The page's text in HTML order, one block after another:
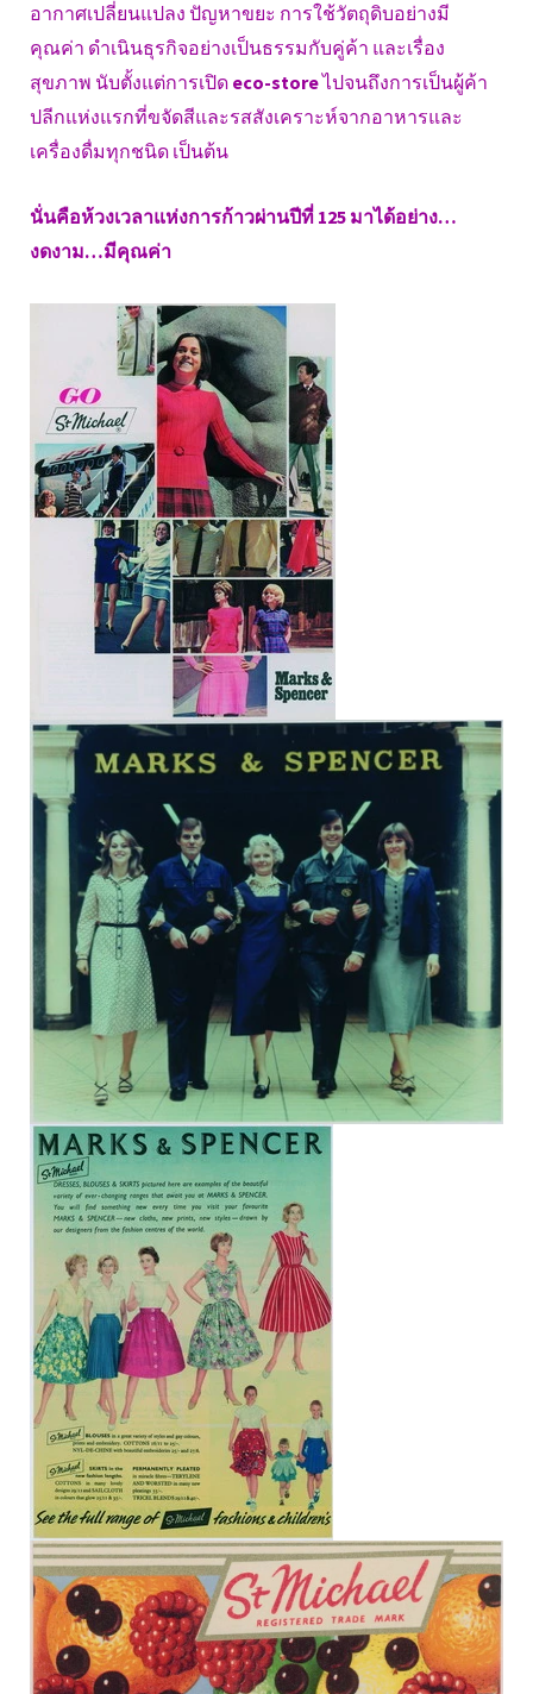
อากาศเปลี่ยนแปลง ปัญหาขยะ การใช้วัตถุดิบอย่างมี
คุณค่า ดำเนินธุรกิจอย่างเป็นธรรมกับคู่ค้า และเรื่อง
สุขภาพ นับตั้งแต่การเปิด eco-storeไปจนถึงการเป็นผู้ค้า
ปลีกแห่งแรกที่ขจัดสีและรสสังเคราะห์จากอาหารและ
เครื่องดื่มทุกชนิด เป็นต้น
นั่นคือห้วงเวลาแห่งการก้าวผ่านปีที่ 125 มาได้อย่าง…
งดงาม…มีคุณค่า